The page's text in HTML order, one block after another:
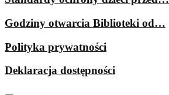
Godziny otwarcia Biblioteki od…
Polityka prywatności
Deklaracja dostępności